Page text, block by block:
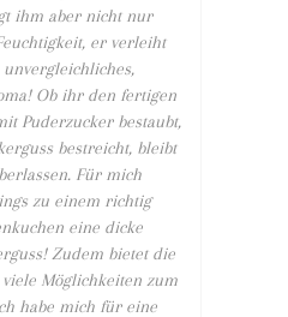
ihm aber nicht nur
er verleiht
Ob ihr den fertigen
Puderzucker bestaubt,
bestreicht, bleibt
Für mich
zu einem richtig
eine dicke
Zudem bietet die
Möglichkeiten zum
habe mich für eine